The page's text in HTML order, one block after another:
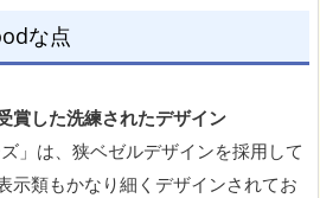
な点
賞した洗練されたデザイン
」は、狭ベゼルデザインを採用して
示類もかなり細くデザインされてお